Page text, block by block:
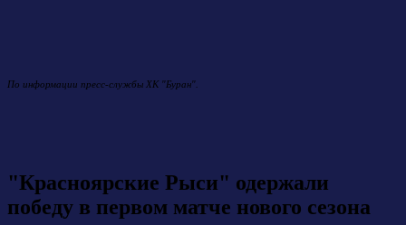
По информации пресс-службы ХК "Буран".
"Красноярские Рыси" одержали
победу в первом матче нового сезона